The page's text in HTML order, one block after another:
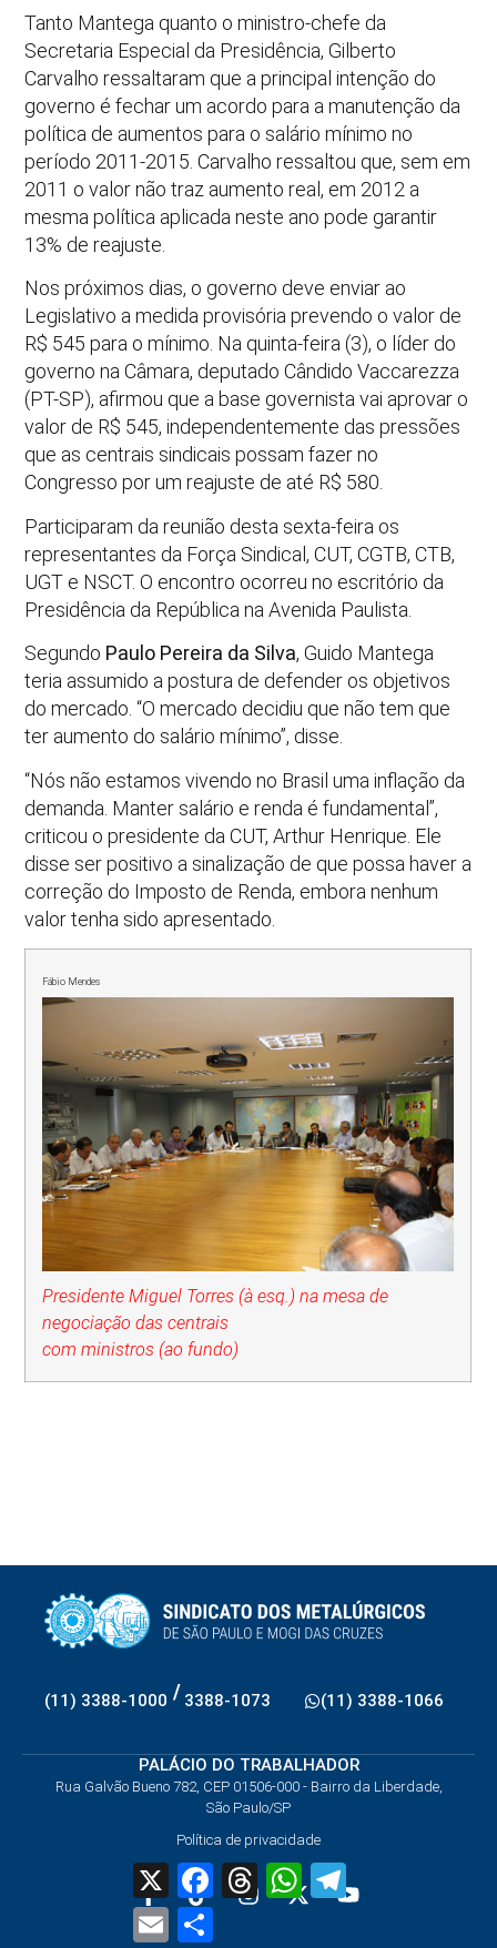
Tanto Mantega quanto o ministro-chefe da
Secretaria Especial da Presidência, Gilberto
Carvalho ressaltaram que a principal intenção do
governo é fechar um acordo para a manutenção da
política de aumentos para o salário mínimo no
período 2011-2015. Carvalho ressaltou que, sem em
2011 o valor não traz aumento real, em 2012 a
mesma política aplicada neste ano pode garantir
13% de reajuste.
Nos próximos dias, o governo deve enviar ao
Legislativo a medida provisória prevendo o valor de
R$ 545 para o mínimo. Na quinta-feira (3), o líder do
governo na Câmara, deputado Cândido Vaccarezza
(PT-SP), afirmou que a base governista vai aprovar o
valor de R$ 545, independentemente das pressões
que as centrais sindicais possam fazer no
Congresso por um reajuste de até R$ 580.
Participaram da reunião desta sexta-feira os
representantes da Força Sindical, CUT, CGTB, CTB,
UGT e NSCT. O encontro ocorreu no escritório da
Presidência da República na Avenida Paulista.
Segundo Paulo Pereira da Silva, Guido Mantega
teria assumido a postura de defender os objetivos
do mercado. “O mercado decidiu que não tem que
ter aumento do salário mínimo”, disse.
“Nós não estamos vivendo no Brasil uma inflação da
demanda. Manter salário e renda é fundamental”,
criticou o presidente da CUT, Arthur Henrique. Ele
disse ser positivo a sinalização de que possa haver a
correção do Imposto de Renda, embora nenhum
valor tenha sido apresentado.
Fábio Mendes
Presidente Miguel Torres (à esq.) na mesa de
negociação das centrais
com ministros (ao fundo)
(11) 3388-1000 / 3388-1073 (11) 3388-1066
PALÁCIO DO TRABALHADOR
Rua Galvão Bueno 782, CEP 01506-000 - Bairro da Liberdade,
São Paulo/SP
Política de privacidade
X FacebookThreadsWhatsApp
Email